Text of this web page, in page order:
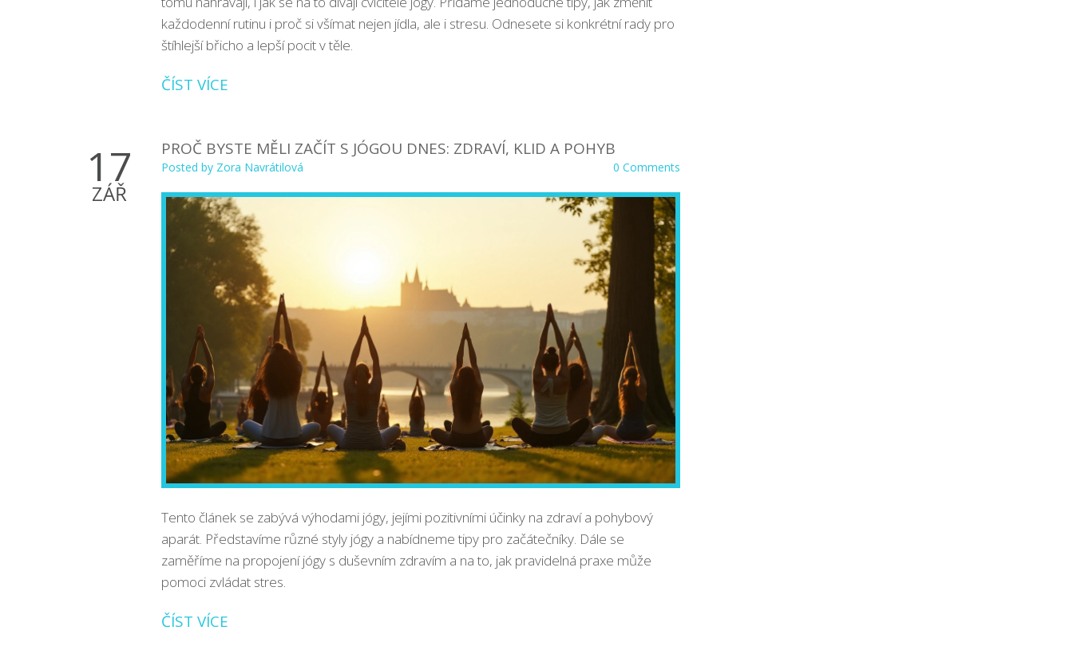
každodenní rutinu i proč si všímat nejen jídla, ale i stresu. Odnesete si konkrétní rady pro
štíhlejší břicho a lepší pocit v těle.
ČÍST VÍCE
17
ZÁŘ
PROČ BYSTE MĚLI ZAČÍT S JÓGOU DNES: ZDRAVÍ, KLID A POHYB
Posted by Zora Navrátilová 0 Comments
Tento článek se zabývá výhodami jógy, jejími pozitivními účinky na zdraví a pohybový
aparát. Představíme různé styly jógy a nabídneme tipy pro začátečníky. Dále se
zaměříme na propojení jógy s duševním zdravím a na to, jak pravidelná praxe může
pomoci zvládat stres.
ČÍST VÍCE